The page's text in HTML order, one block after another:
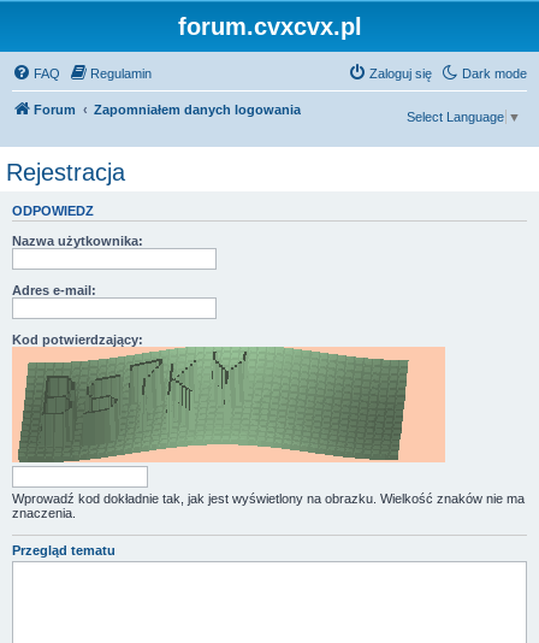
forum.cvxcvx.pl
Dark mode
FAQ Regulamin Zaloguj się
Forum Zapomniałem danych logowania
Select Language ▼
Rejestracja
ODPOWIEDZ
Nazwa użytkownika:
Adres e-mail:
Kod potwierdzający:
Wprowadź kod dokładnie tak, jak jest wyświetlony na obrazku. Wielkość znaków nie ma
znaczenia.
Przegląd tematu